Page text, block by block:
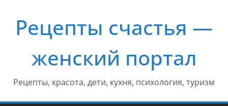
содержимому
Рецепты счастья —
женский портал
Рецепты, красота, дети, кухня, психология, туризм